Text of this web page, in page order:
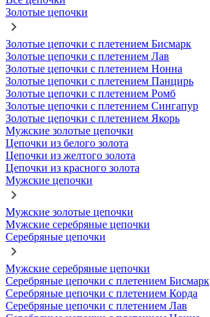
Золотые цепочки
Золотые цепочки с плетением Бисмарк
Золотые цепочки с плетением Лав
Золотые цепочки с плетением Нонна
Золотые цепочки с плетением Панцирь
Золотые цепочки с плетением Ромб
Золотые цепочки с плетением Сингапур
Золотые цепочки с плетением Якорь
Мужские золотые цепочки
Цепочки из белого золота
Цепочки из желтого золота
Цепочки из красного золота
Мужские цепочки
Мужские золотые цепочки
Мужские серебряные цепочки
Серебряные цепочки
Мужские серебряные цепочки
Серебряные цепочки с плетением Бисмарк
Серебряные цепочки с плетением Корда
Серебряные цепочки с плетением Лав